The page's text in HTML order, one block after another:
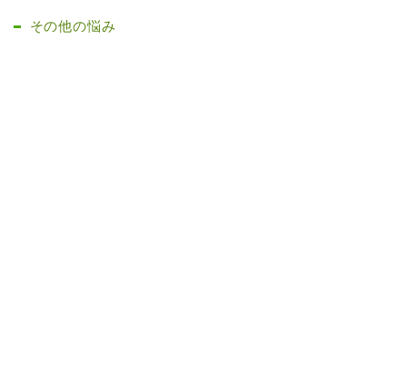
その他の悩み